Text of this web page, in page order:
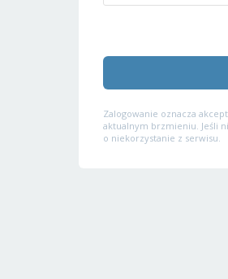
Zalogowanie oznacza
aktualnym brzmieniu. Jeśli
o niekorzystanie z serwisu.